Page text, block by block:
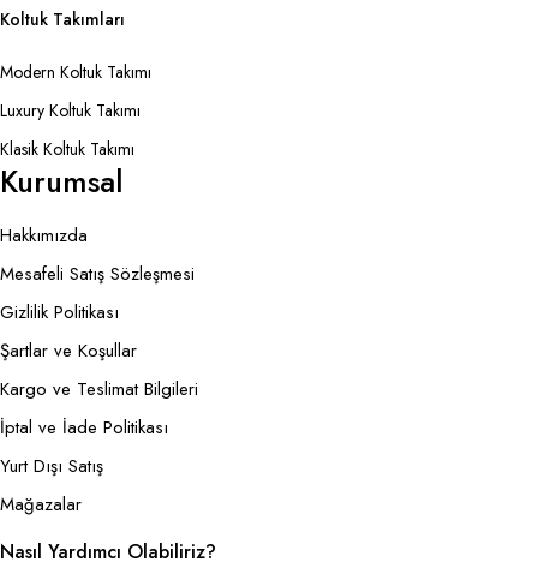
Koltuk Takımları
Modern Koltuk Takımı
Luxury Koltuk Takımı
Klasik Koltuk Takımı
Kurumsal
Hakkımızda
Mesafeli Satış Sözleşmesi
Gizlilik Politikası
Şartlar ve Koşullar
Kargo ve Teslimat Bilgileri
İptal ve İade Politikası
Yurt Dışı Satış
Mağazalar
Nasıl Yardımcı Olabiliriz?